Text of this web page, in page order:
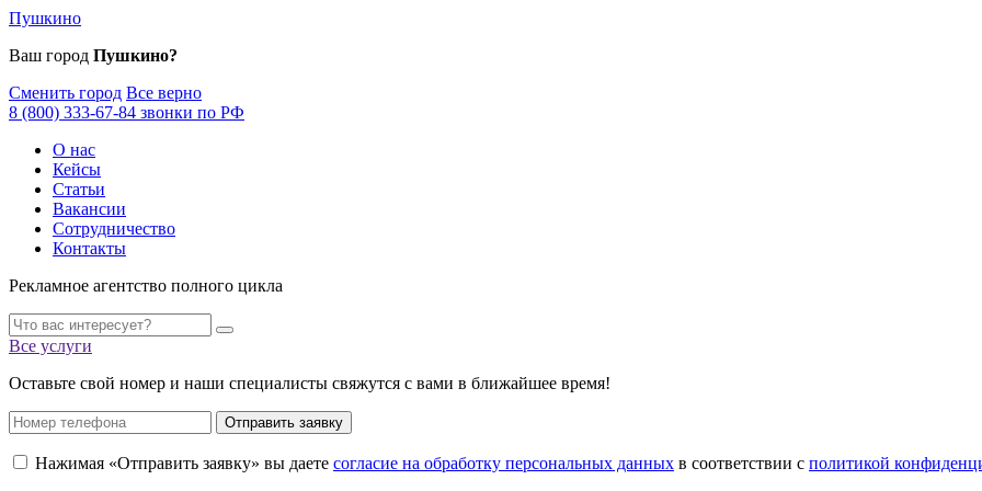
Пушкино
Ваш город Пушкино?
Сменить город Все верно
8 (800) 333-67-84 звонки по РФ
О нас
Кейсы
Статьи
Вакансии
Сотрудничество
Контакты
Рекламное агентство полного цикла
Все услуги
Оставьте свой номер и наши специалисты свяжутся с вами в ближайшее время!
Отправить заявку
Нажимая «Отправить заявку» вы даете согласие на обработку персональных данных в соответствии с политикой